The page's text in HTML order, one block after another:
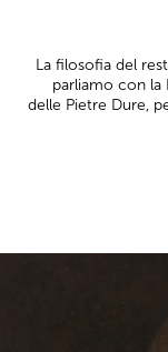
La filosofia del
parliamo con la
delle Pietre Dure,